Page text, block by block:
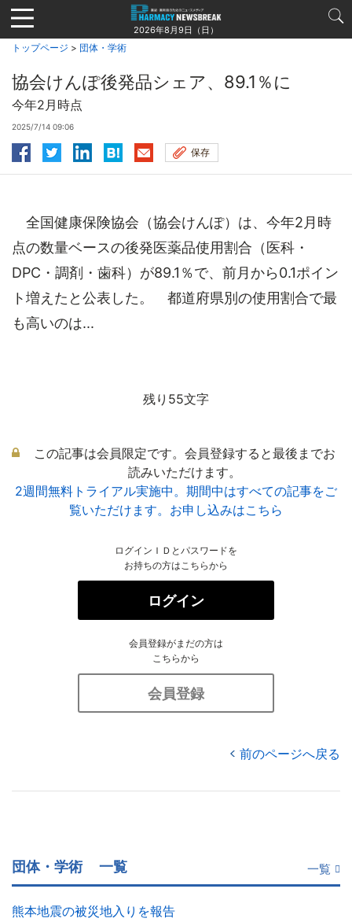
Jump
to
navigation
2026年8月9日（日）
トップページ > 団体・学術
協会けんぽ後発品シェア、89.1％に
今年2月時点
2025/7/14 09:06
保存
全国健康保険協会（協会けんぽ）は、今年2月時
点の数量ベースの後発医薬品使用割合（医科・
DPC・調剤・歯科）が89.1％で、前月から0.1ポイン
ト増えたと公表した。 都道府県別の使用割合で最
も高いのは...
残り55文字
この記事は会員限定です。会員登録すると最後までお
読みいただけます。
2週間無料トライアル実施中。期間中はすべての記事をご
覧いただけます。お申し込みはこちら
ログインＩＤとパスワードを
お持ちの方はこちらから
ログイン
会員登録がまだの方は
こちらから
会員登録
前のページへ戻る
団体・学術 一覧 一覧
熊本地震の被災地入りを報告